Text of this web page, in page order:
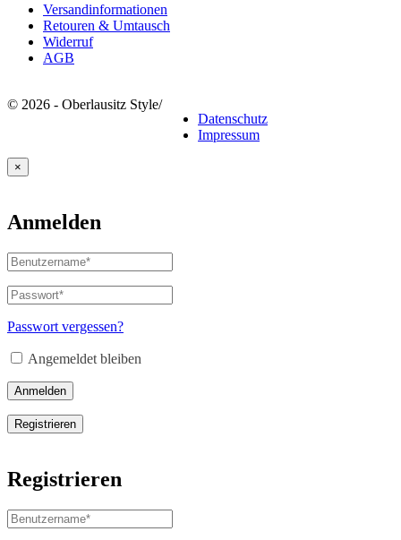
Versandinformationen
Retouren & Umtausch
Widerruf
AGB
© 2026 - Oberlausitz Style/
Datenschutz
Impressum
×
Anmelden
Benutzername
oder
E-
Mail-
Adresse*
Passwort*
Erforderlich
Passwort vergessen?
Angemeldet bleiben
Anmelden
Registrieren
Registrieren
Benutzername
Erforderlich